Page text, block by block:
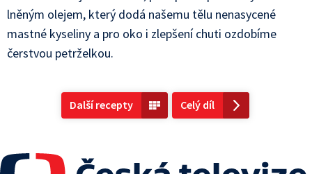
lněným olejem, který dodá našemu tělu nenasycené
mastné kyseliny a pro oko i zlepšení chuti ozdobíme
čerstvou petrželkou.
Další recepty Celý díl